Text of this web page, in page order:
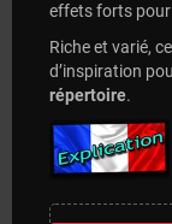
effets forts pour
Riche et varié,
d’inspiration
répertoire.